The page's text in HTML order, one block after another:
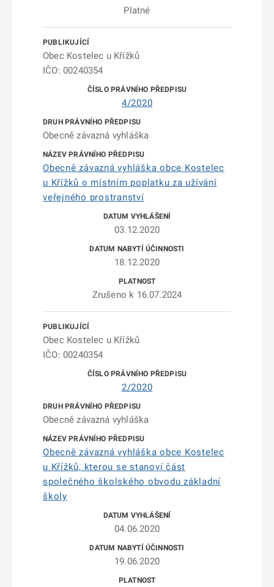
Platné
Obec Kostelec u Křížků
IČO: 00240354
4/2020
Obecně závazná vyhláška
Obecně závazná vyhláška obce Kostelec
u Křížků o místním poplatku za užívání
veřejného prostranství
03.12.2020
18.12.2020
Zrušeno k 16.07.2024
Obec Kostelec u Křížků
IČO: 00240354
2/2020
Obecně závazná vyhláška
Obecně závazná vyhláška obce Kostelec
u Křížků, kterou se stanoví část
společného školského obvodu základní
školy
04.06.2020
19.06.2020